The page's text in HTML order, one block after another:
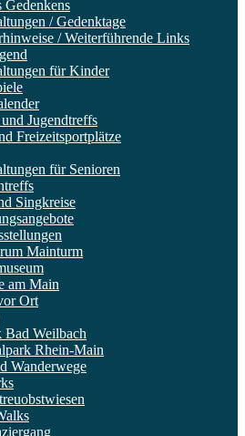
Gedenkens
/ Gedenktage
/ Weiterführende Links
für Kinder
Jugendtreffs
Freizeitsportplätze
für Senioren
Singkreise
Mainturm
am Main
Ort
Bad Weilbach
Rhein-Main
Wanderwege